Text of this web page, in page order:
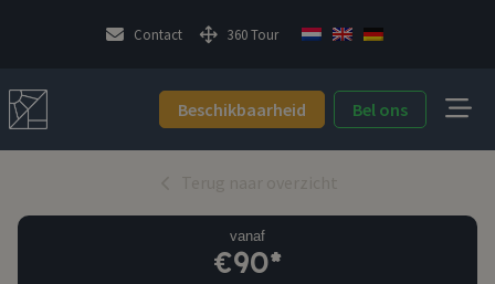
Contact 360 Tour
Beschikbaarheid Bel ons
vanaf
€90*